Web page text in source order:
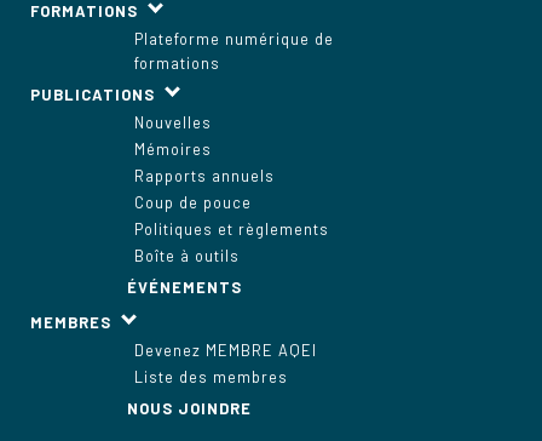
FORMATIONS
Plateforme numérique de
formations
PUBLICATIONS
Nouvelles
Mémoires
Rapports annuels
Coup de pouce
Politiques et règlements
Boîte à outils
ÉVÉNEMENTS
MEMBRES
Devenez MEMBRE AQEI
Liste des membres
NOUS JOINDRE